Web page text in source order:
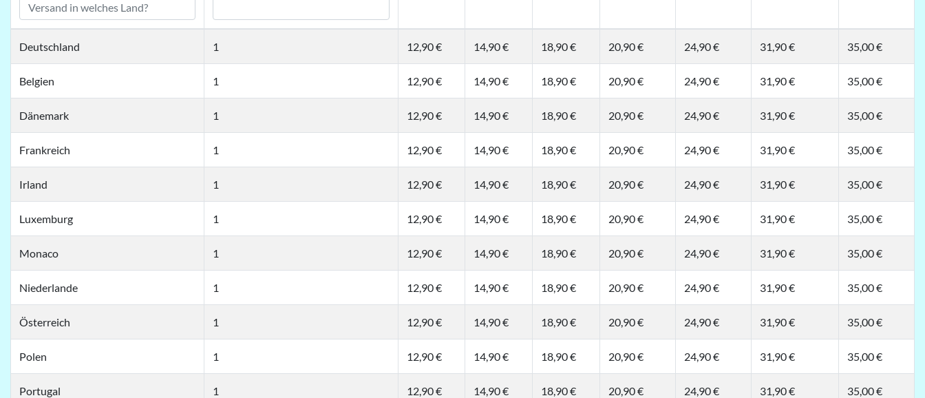
Deutschland 1 12,90 € 14,90 € 18,90 € 20,90 € 24,90 € 31,90 € 35,00 €
Belgien 1 12,90 € 14,90 € 18,90 € 20,90 € 24,90 € 31,90 € 35,00 €
Dänemark 1 12,90 € 14,90 € 18,90 € 20,90 € 24,90 € 31,90 € 35,00 €
Frankreich 1 12,90 € 14,90 € 18,90 € 20,90 € 24,90 € 31,90 € 35,00 €
Irland 1 12,90 € 14,90 € 18,90 € 20,90 € 24,90 € 31,90 € 35,00 €
Luxemburg 1 12,90 € 14,90 € 18,90 € 20,90 € 24,90 € 31,90 € 35,00 €
Monaco 1 12,90 € 14,90 € 18,90 € 20,90 € 24,90 € 31,90 € 35,00 €
Niederlande 1 12,90 € 14,90 € 18,90 € 20,90 € 24,90 € 31,90 € 35,00 €
Österreich 1 12,90 € 14,90 € 18,90 € 20,90 € 24,90 € 31,90 € 35,00 €
Polen 1 12,90 € 14,90 € 18,90 € 20,90 € 24,90 € 31,90 € 35,00 €
Portugal 1 12,90 € 14,90 € 18,90 € 20,90 € 24,90 € 31,90 € 35,00 €